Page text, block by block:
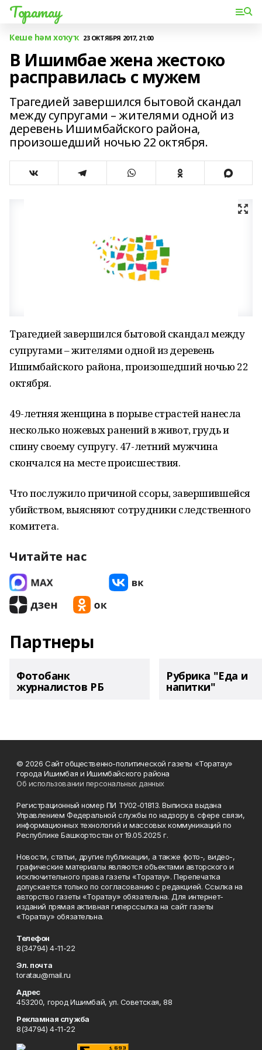
Торатау
Кеше һәм хоҡуҡ 23 ОКТЯБРЯ 2017, 21:00
В Ишимбае жена жестоко
расправилась с мужем
Трагедией завершился бытовой скандал
между супругами – жителями одной из
деревень Ишимбайского района,
произошедший ночью 22 октября.
Трагедией завершился бытовой скандал между
супругами – жителями одной из деревень
Ишимбайского района, произошедший ночью 22
октября.
49-летняя женщина в порыве страстей нанесла
несколько ножевых ранений в живот, грудь и
спину своему супругу. 47-летний мужчина
скончался на месте происшествия.
Что послужило причиной ссоры, завершившейся
убийством, выясняют сотрудники следственного
комитета.
Читайте нас
Партнеры
Фотобанк
журналистов РБ
Рубрика "Еда и
напитки"
© 2026 Сайт общественно-политической газеты «Торатау»
города Ишимбая и Ишимбайского района
Об использовании персональных данных
Регистрационный номер ПИ ТУ02-01813. Выписка выдана
Управлением Федеральной службы по надзору в сфере связи,
информационных технологий и массовых коммуникаций по
Республике Башкортостан от 19.05.2025 г.
Новости, статьи, другие публикации, а также фото-, видео-,
графические материалы являются объектами авторского и
исключительного права газеты «Торатау». Перепечатка
допускается только по согласованию с редакцией. Ссылка на
авторство газеты «Торатау» обязательна. Для интернет-
изданий прямая активная гиперссылка на сайт газеты
«Торатау» обязательна.
Телефон
8(34794) 4-11-22
Эл. почта
toratau@mail.ru
Адрес
453200, город Ишимбай, ул. Советская, 88
Рекламная служба
8(34794) 4-11-22